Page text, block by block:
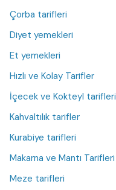
Çorba tarifleri
Diyet yemekleri
Et yemekleri
Hızlı ve Kolay Tarifler
İçecek ve Kokteyl tarifleri
Kahvaltılık tarifler
Kurabiye tarifleri
Makarna ve Mantı Tarifleri
Meze tarifleri